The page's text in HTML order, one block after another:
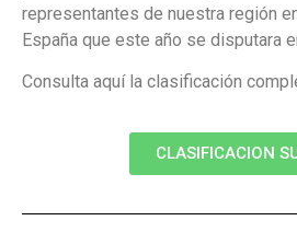
representantes de nuestra región
España que este año se disputara
Consulta aquí la clasificación
CLASIFICACION